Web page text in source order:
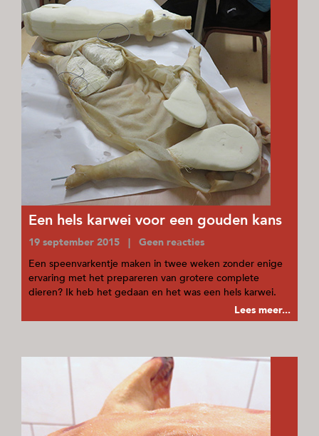
Een hels karwei voor een gouden kans
19 september 2015 | Geen reacties
Een speenvarkentje maken in twee weken zonder enige
ervaring met het prepareren van grotere complete
dieren? Ik heb het gedaan en het was een hels karwei.
Lees meer...